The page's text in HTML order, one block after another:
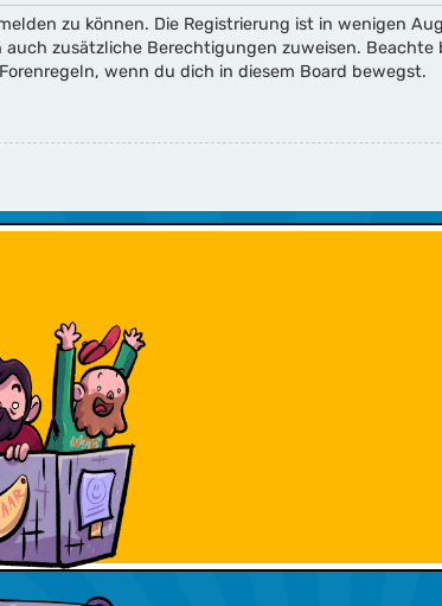
zu können. Die Registrierung ist in wenigen
zusätzliche Berechtigungen zuweisen.
wenn du dich in diesem Board bewegst.